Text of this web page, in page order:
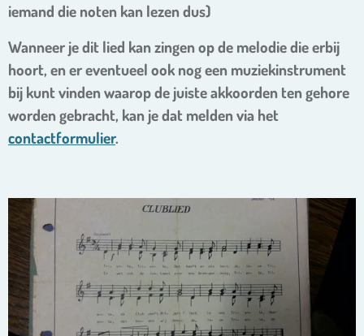
iemand die noten kan lezen dus)
Wanneer je dit lied kan zingen op de melodie die erbij
hoort, en er eventueel ook nog een muziekinstrument
bij kunt vinden waarop de juisteakkoorden ten gehore
worden gebracht, kan je dat melden via het
contactformulier.